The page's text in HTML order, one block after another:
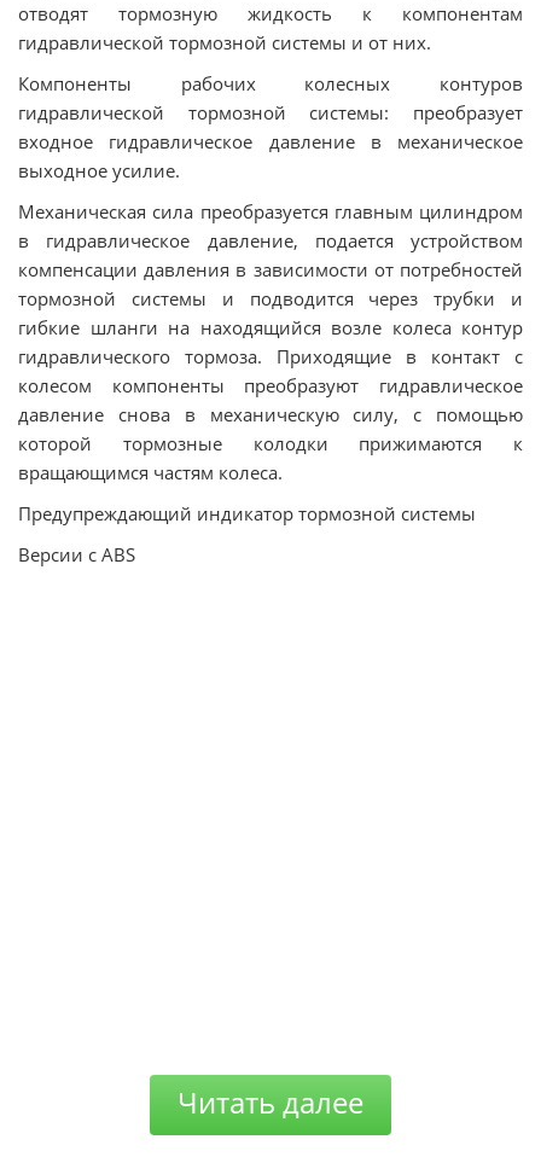
отводят тормозную жидкость к компонентам
гидравлической тормозной системы и от них.
Компоненты рабочих колесных контуров
гидравлической тормозной системы: преобразует
входное гидравлическое давление в механическое
выходное усилие.
Механическая сила преобразуется главным цилиндром
в гидравлическое давление, подается устройством
компенсации давления в зависимости от потребностей
тормозной системы и подводится через трубки и
гибкие шланги на находящийся возле колеса контур
гидравлического тормоза. Приходящие в контакт с
колесом компоненты преобразуют гидравлическое
давление снова в механическую силу, с помощью
которой тормозные колодки прижимаются к
вращающимся частям колеса.
Предупреждающий индикатор тормозной системы
Версии с ABS
Читать далее